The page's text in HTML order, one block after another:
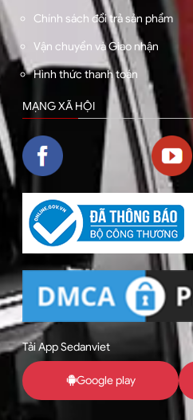
Chính sách đổi trả sản phẩm
Vận chuyển và Giao nhận
Hình thức thanh toán
MẠNG XÃ HỘI
Tải App Sedanviet
Google play